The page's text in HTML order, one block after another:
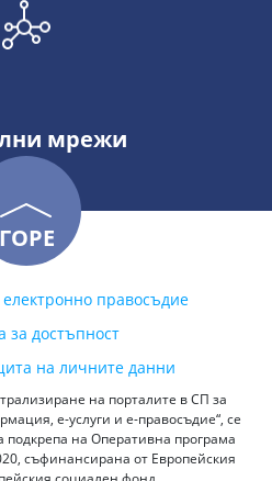
мрежи
ГОРЕ
правосъдие
за достъпност
на личните данни
на порталите в СП за
е-услуги и е-правосъдие“, се
на Оперативна програма
съфинансирана от Европейския